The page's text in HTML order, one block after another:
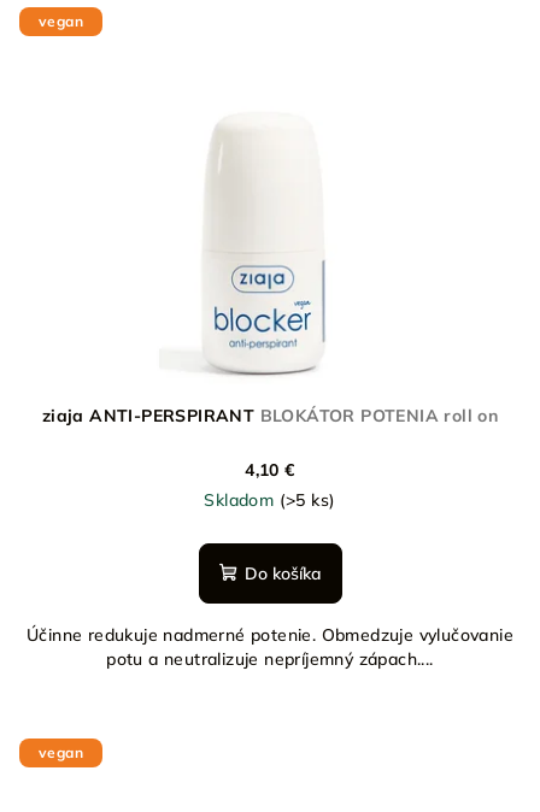
vegan
ziaja ANTI-PERSPIRANT BLOKÁTOR POTENIA roll on
4,10 €
Skladom (>5 ks)
Do košíka
Účinne redukuje nadmerné potenie. Obmedzuje vylučovanie
potu a neutralizuje nepríjemný zápach....
vegan